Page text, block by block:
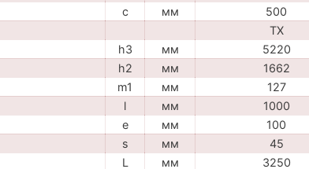
c мм
500
TX
h3 мм
5220
h2 мм
1662
m1 мм
127
l мм
1000
e мм
100
s мм
45
L мм
3250